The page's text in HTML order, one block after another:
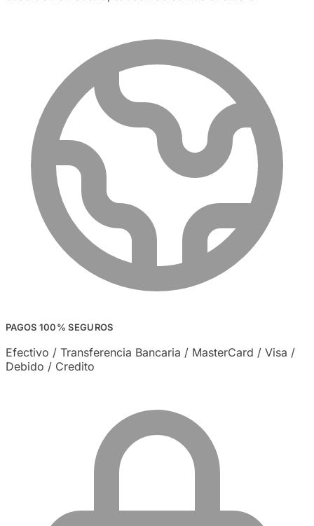
PAGOS 100% SEGUROS
Efectivo / Transferencia Bancaria / MasterCard / Visa /
Debido / Credito